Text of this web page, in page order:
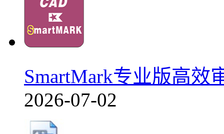
SmartMark专业版高效
2026-07-02